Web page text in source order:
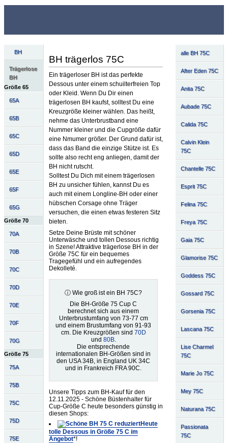
BH
Trägerlose
BH
Größe 65
65A
65B
65C
65D
65E
65F
65G
Größe 70
70A
70B
70C
70D
70E
70F
70G
Größe 75
75A
75B
75C
75D
75E
alle BH 75C
After Eden 75C
Anita 75C
Aubade 75C
Calida 75C
Calvin Klein
75C
Chantelle 75C
Esprit 75C
Felina 75C
Freya 75C
Gaia 75C
Glamorise 75C
Goddess 75C
Gossard 75C
Gorsenia 75C
Lascana 75C
Lise Charmel
75C
Marie Jo 75C
Mey 75C
Naturana 75C
Passionata
75C
BH trägerlos 75C
Ein trägerloser BH ist das perfekte
Dessous unter einem schuilterfreien Top
oder Kleid. Wenn Du Dir einen
trägerlosen BH kaufst, solltest Du eine
Kreuzgröße kleiner wählen. Das heißt,
nehme das Unterbrustband eine
Nummer kleiner und die Cupgröße dafür
eine Nmumer größer. Der Grund dafür ist,
dass das Band die einzige Stütze ist. Es
sollte also recht eng anliegen, damit der
BH nicht rutscht.
Solltest Du Dich mit einem trägerlosen
BH zu unsicher fühlen, kannst Du es
auch mit einem Longline-BH oder einer
hübschen Corsage ohne Träger
versuchen, die einen etwas festeren Sitz
bieten.
Setze Deine Brüste mit schöner
Unterwäsche und tollen Dessous richtig
in Szene! Attraktive trägerlose BH in der
Größe 75C für ein bequemes
Tragegefühl und ein aufregendes
Dekolleté.
ⓘ Wie groß ist ein BH 75C?
Die BH-Größe 75 Cup C
berechnet sich aus einem
Unterbrustumfang von 73-77 cm
und einem Brustumfang von 91-93
cm. Die Kreuzgrößen sind 70D
und 80B.
Die entsprechende
internationalen BH-Größen sind in
den USA 34B, in England UK 34C
und in Frankreich FRA 90C.
Unsere Tipps zum BH-Kauf für den
12.11.2025 - Schöne Büstenhalter für
Cup-Größe C heute besonders günstig in
diesen Shops:
Heute
tolle Dessous in Größe 75 C im
Angebot*!